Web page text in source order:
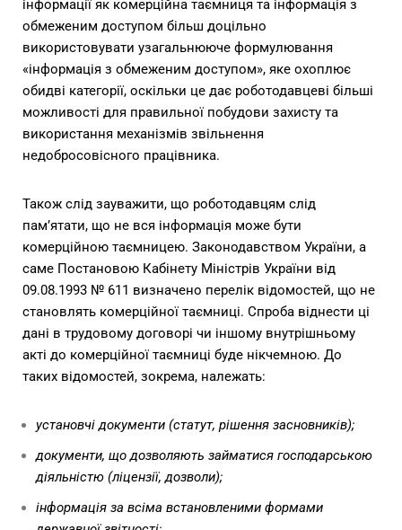
інформації як комерційна таємниця та інформація з
обмеженим доступом більш доцільно
використовувати узагальнююче формулювання
«інформація з обмеженим доступом», яке охоплює
обидві категорії, оскільки це дає роботодавцеві більші
можливості для правильної побудови захисту та
використання механізмів звільнення
недобросовісного працівника.
Також слід зауважити, що роботодавцям слід
пам’ятати, що не вся інформація може бути
комерційною таємницею. Законодавством України, а
саме Постановою Кабінету Міністрів України від
09.08.1993 № 611 визначено перелік відомостей, що не
становлять комерційної таємниці. Спроба віднести ці
дані в трудовому договорі чи іншому внутрішньому
акті до комерційної таємниці буде нікчемною. До
таких відомостей, зокрема, належать:
установчі документи (статут, рішення засновників);
документи, що дозволяють займатися господарською
діяльністю (ліцензії, дозволи);
інформація за всіма встановленими формами